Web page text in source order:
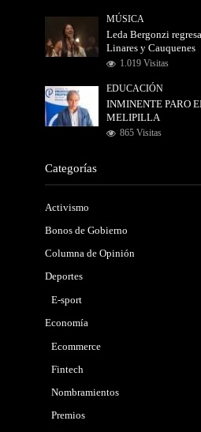
MÚSICA
Leda Bergonzi
Linares y Cauquenes
1.019 Visitas
EDUCACIÓN
INMINENTE PARO
MELIPILLA
865 Visitas
Categorías
Activismo
Bonos de Gobierno
Columna de Opinión
Deportes
E-sport
Economía
Ecommerce
Fintech
Nombramientos
Premios